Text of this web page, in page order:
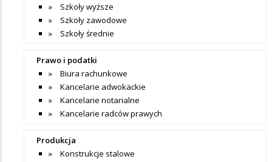
Szkoły wyższe
Szkoły zawodowe
Szkoły średnie
Prawo i podatki
Biura rachunkowe
Kancelarie adwokackie
Kancelarie notarialne
Kancelarie radców prawych
Produkcja
Konstrukcje stalowe